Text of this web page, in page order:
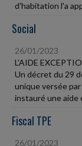
d'habitation l'a
Social
26/01/2023
L'AIDE
Un décret du 29
unique versée
instauré une aide
Fiscal TPE
26/01/2023